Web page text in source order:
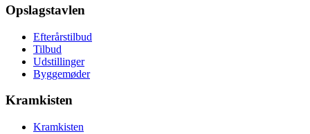
Opslagstavlen
Efterårstilbud
Tilbud
Udstillinger
Byggemøder
Kramkisten
Kramkisten